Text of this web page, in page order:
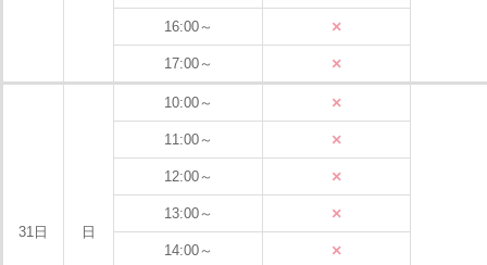
16:00～ ×
17:00～ ×
31日 日
10:00～ ×
11:00～ ×
12:00～ ×
13:00～ ×
14:00～ ×